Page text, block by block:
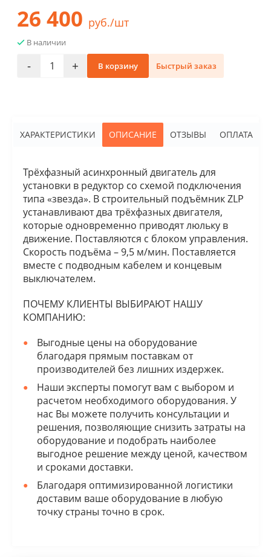
26 400 руб./шт
В наличии
- + В корзину Быстрый заказ
ХАРАКТЕРИСТИКИ ОПИСАНИЕ ОТЗЫВЫ ОПЛАТА
Трёхфазный асинхронный двигатель для
установки в редуктор со схемой подключения
типа «звезда». В строительный подъёмник ZLP
устанавливают два трёхфазных двигателя,
которые одновременно приводят люльку в
движение. Поставляются с блоком управления.
Скорость подъёма – 9,5 м/мин. Поставляется
вместе с подводным кабелем и концевым
выключателем.
ПОЧЕМУ КЛИЕНТЫ ВЫБИРАЮТ НАШУ
КОМПАНИЮ:
Выгодные цены на оборудование
благодаря прямым поставкам от
производителей без лишних издержек.
Наши эксперты помогут вам с выбором и
расчетом необходимого оборудования. У
нас Вы можете получить консультации и
решения, позволяющие снизить затраты на
оборудование и подобрать наиболее
выгодное решение между ценой, качеством
и сроками доставки.
Благодаря оптимизированной логистики
доставим ваше оборудование в любую
точку страны точно в срок.